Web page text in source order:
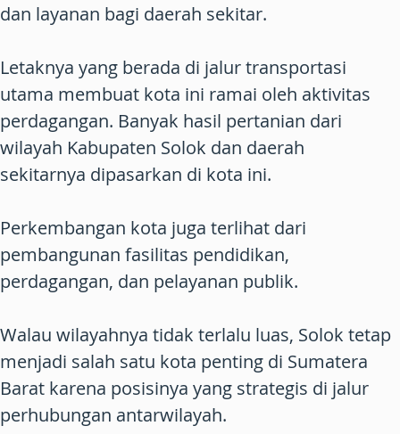
dan layanan bagi daerah sekitar.
Letaknya yang berada di jalur transportasi
utama membuat kota ini ramai oleh aktivitas
perdagangan. Banyak hasil pertanian dari
wilayah Kabupaten Solok dan daerah
sekitarnya dipasarkan di kota ini.
Perkembangan kota juga terlihat dari
pembangunan fasilitas pendidikan,
perdagangan, dan pelayanan publik.
Walau wilayahnya tidak terlalu luas, Solok tetap
menjadi salah satu kota penting di Sumatera
Barat karena posisinya yang strategis di jalur
perhubungan antarwilayah.